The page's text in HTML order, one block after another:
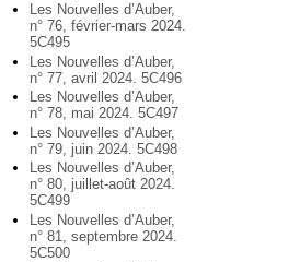
Les Nouvelles d’Auber,
n° 76, février-mars 2024.
5C495
Les Nouvelles d’Auber,
n° 77, avril 2024. 5C496
Les Nouvelles d’Auber,
n° 78, mai 2024. 5C497
Les Nouvelles d’Auber,
n° 79, juin 2024. 5C498
Les Nouvelles d’Auber,
n° 80, juillet-août 2024.
5C499
Les Nouvelles d’Auber,
n° 81, septembre 2024.
5C500